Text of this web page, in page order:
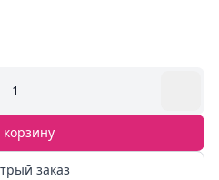
1
корзину
заказ